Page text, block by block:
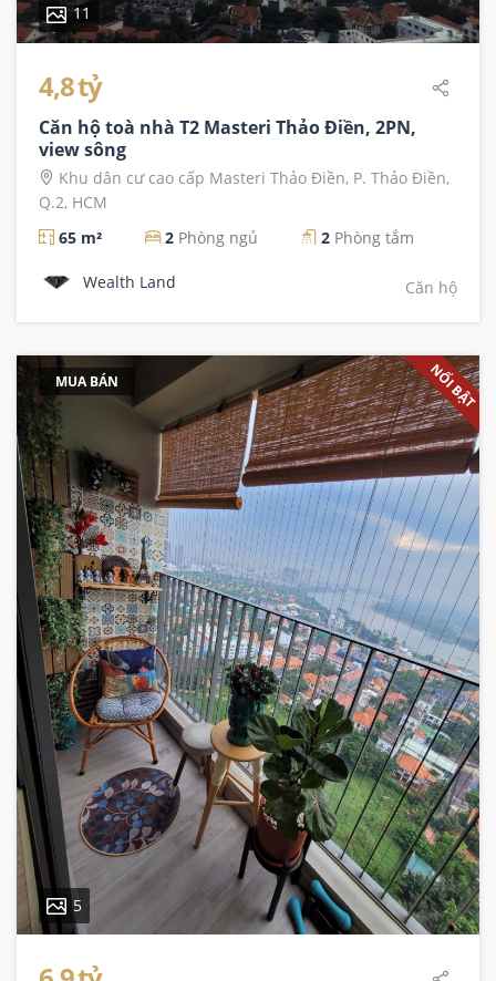
11
4,8 tỷ
Căn hộ toà nhà T2 Masteri Thảo Điền, 2PN,
view sông
Khu dân cư cao cấp Masteri Thảo Điền, P. Thảo Điền,
Q.2, HCM
65 m²
2 Phòng ngủ 2 Phòng tắm
Wealth Land Căn hộ
MUA BÁN NỔI BẬT
5